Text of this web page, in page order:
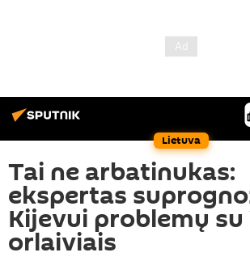
Lietuva
Tai ne arbatinukas:
ekspertas
Kijevui problemų
orlaiviais